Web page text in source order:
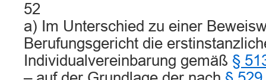
52
a) Im Unterschied zu einer
Berufungsgericht die
Individualvereinbarung gemäß §